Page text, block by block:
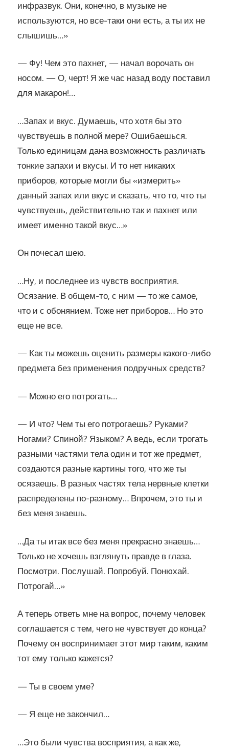
инфразвук. Они, конечно, в музыке не
используются, но все-таки они есть, а ты их не
слышишь…»
— Фу! Чем это пахнет, — начал ворочать он
носом. — О, черт! Я же час назад воду поставил
для макарон!…
…Запах и вкус. Думаешь, что хотя бы это
чувствуешь в полной мере? Ошибаешься.
Только единицам дана возможность различать
тонкие запахи и вкусы. И то нет никаких
приборов, которые могли бы «измерить»
данный запах или вкус и сказать, что то, что ты
чувствуешь, действительно так и пахнет или
имеет именно такой вкус…»
Он почесал шею.
…Ну, и последнее из чувств восприятия.
Осязание. В общем-то, с ним — то же самое,
что и с обонянием. Тоже нет приборов… Но это
еще не все.
— Как ты можешь оценить размеры какого-либо
предмета без применения подручных средств?
— Можно его потрогать…
— И что? Чем ты его потрогаешь? Руками?
Ногами? Спиной? Языком? А ведь, если трогать
разными частями тела один и тот же предмет,
создаются разные картины того, что же ты
осязаешь. В разных частях тела нервные клетки
распределены по-разному… Впрочем, это ты и
без меня знаешь.
…Да ты итак все без меня прекрасно знаешь…
Только не хочешь взглянуть правде в глаза.
Посмотри. Послушай. Попробуй. Понюхай.
Потрогай…»
А теперь ответь мне на вопрос, почему человек
соглашается с тем, чего не чувствует до конца?
Почему он воспринимает этот мир таким, каким
тот ему только кажется?
— Ты в своем уме?
— Я еще не закончил…
…Это были чувства восприятия, а как же,